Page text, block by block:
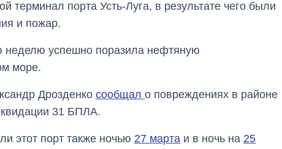
терминал порта Усть-Луга, в результате чего были
и пожар.
успешно поразила нефтяную
море.
Дрозденко сообщал о повреждениях в районе
31 БПЛА.
этот порт также ночью 27 марта и в ночь на 25
за лето: Киев и